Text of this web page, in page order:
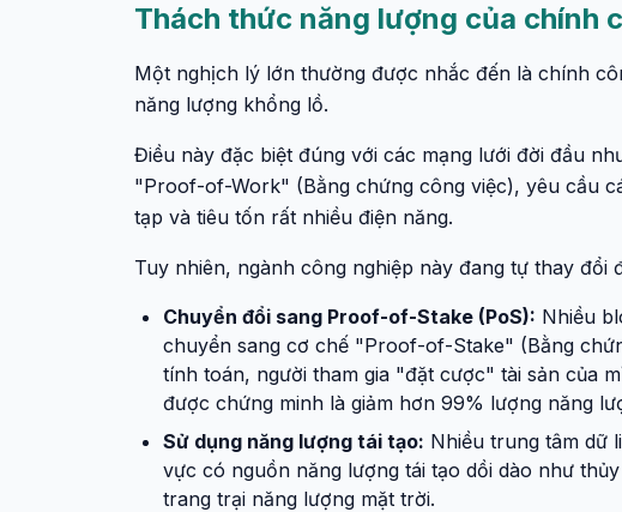
Thách thức năng lượng của chính
Một nghịch lý lớn thường được nhắc đến là chính
năng lượng khổng lồ.
Điều này đặc biệt đúng với các mạng lưới đời đầu
"Proof-of-Work" (Bằng chứng công việc), yêu cầu
tạp và tiêu tốn rất nhiều điện năng.
Tuy nhiên, ngành công nghiệp này đang tự thay
Chuyển đổi sang Proof-of-Stake (PoS): Nhiều
chuyển sang cơ chế "Proof-of-Stake" (Bằng
tính toán, người tham gia "đặt cược" tài sản của
được chứng minh là giảm hơn 99% lượng năng
Sử dụng năng lượng tái tạo: Nhiều trung tâm dữ
vực có nguồn năng lượng tái tạo dồi dào như
trang trại năng lượng mặt trời.